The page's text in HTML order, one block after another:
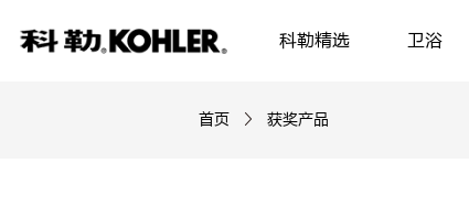
科勒精选 卫浴
首页 获奖产品